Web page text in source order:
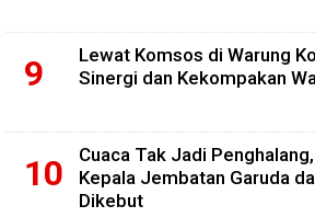
Lewat Komsos di Warung
Sinergi dan Kekompakan
Cuaca Tak Jadi
Kepala Jembatan Garuda
Dikebut